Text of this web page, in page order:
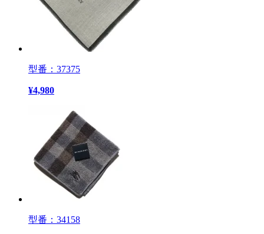
型番：37375
¥4,980
型番：34158